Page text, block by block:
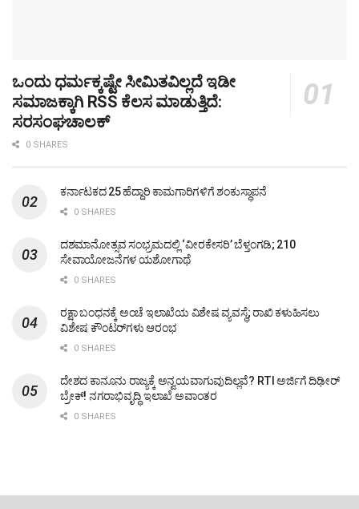
ಒಂದು ಧರ್ಮಕ್ಕಷ್ಟೇ ಸೀಮಿತವಿಲ್ಲದೆ ಇಡೀ
ಸಮಾಜಕ್ಕಾಗಿ RSS ಕೆಲಸ ಮಾಡುತ್ತಿದೆ:
ಸರಸಂಘಚಾಲಕ್
0 SHARES
ಕರ್ನಾಟಕದ 25 ಹೆದ್ದಾರಿ ಕಾಮಗಾರಿಗಳಿಗೆ ಶಂಕುಸ್ಥಾಪನೆ
0 SHARES
ದಶಮಾನೋತ್ಸವ ಸಂಭ್ರಮದಲ್ಲಿ ‘ವೀರಕೇಸರಿ’ ಬೆಳ್ತಂಗಡಿ; 210
ಸೇವಾಯೋಜನೆಗಳ ಯಶೋಗಾಥೆ
0 SHARES
ರಕ್ಷಾ ಬಂಧನಕ್ಕೆ ಅಂಚೆ ಇಲಾಖೆಯ ವಿಶೇಷ ವ್ಯವಸ್ಥೆ; ರಾಖಿ ಕಳುಹಿಸಲು
ವಿಶೇಷ ಕೌಂಟರ್‌ಗಳು ಆರಂಭ
0 SHARES
ದೇಶದ ಕಾನೂನು ರಾಜ್ಯಕ್ಕೆ ಅನ್ವಯವಾಗುವುದಿಲ್ಲವೆ? RTI ಅರ್ಜಿಗೆ ದಿಢೀರ್
ಬ್ರೇಕ್! ನಗರಾಭಿವೃದ್ಧಿ ಇಲಾಖೆ ಅವಾಂತರ
0 SHARES